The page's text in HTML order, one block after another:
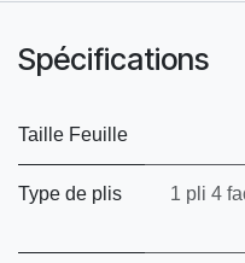
Spécifications
Taille Feuille
Type de plis 1 pli 4